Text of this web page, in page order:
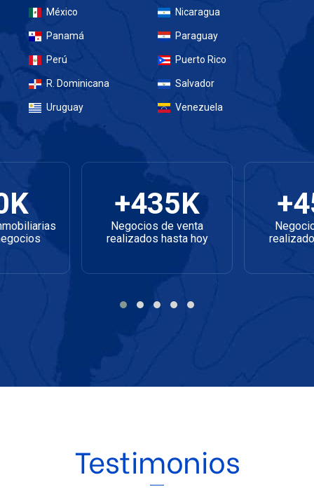
México Nicaragua
Panamá Paraguay
Perú Puerto Rico
R. Dominicana Salvador
Uruguay Venezuela
+435K
Negocios de venta
realizados hasta hoy
Testimonios